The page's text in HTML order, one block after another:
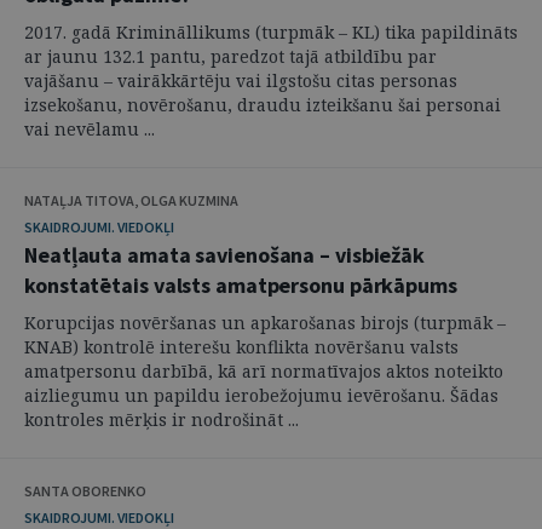
2017. gadā Krimināllikums (turpmāk – KL) tika papildināts
ar jaunu 132.1 pantu, paredzot tajā atbildību par
vajāšanu – vairākkārtēju vai ilgstošu citas personas
izsekošanu, novērošanu, draudu izteikšanu šai personai
vai nevēlamu ...
NATAĻJA TITOVA, OLGA KUZMINA
SKAIDROJUMI. VIEDOKĻI
Neatļauta amata savienošana – visbiežāk
konstatētais valsts amatpersonu pārkāpums
Korupcijas novēršanas un apkarošanas birojs (turpmāk –
KNAB) kontrolē interešu konflikta novēršanu valsts
amatpersonu darbībā, kā arī normatīvajos aktos noteikto
aizliegumu un papildu ierobežojumu ievērošanu. Šādas
kontroles mērķis ir nodrošināt ...
SANTA OBORENKO
SKAIDROJUMI. VIEDOKĻI